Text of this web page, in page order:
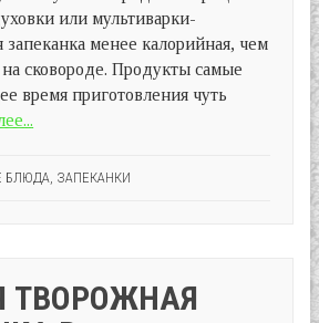
или мультиварки-
запеканка менее калорийная, чем
сковороде. Продукты самые
время приготовления чуть
БЛЮДА, ЗАПЕКАНКИ
ТВОРОЖНАЯ